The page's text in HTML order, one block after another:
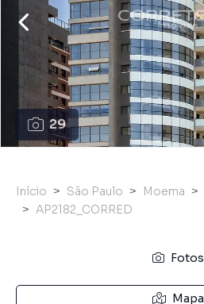
29
Início São Paulo Moema
AP2182_CORRED
Fotos
Mapa